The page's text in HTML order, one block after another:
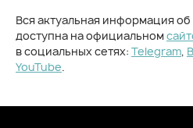
Вся актуальная информация об
доступна на официальном
в социальных сетях: Telegram,
YouTube.